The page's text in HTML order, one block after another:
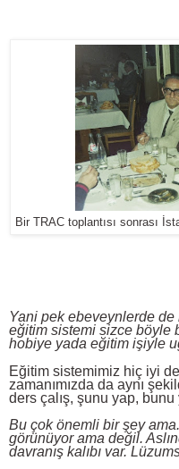
Bir TRAC toplantısı sonrası
Yani pek ebeveynlerde
eğitim sistemi sizce böyle
hobiye yada eğitim işiyle
Eğitim sistemimiz hiç iyi
zamanımızda da aynı
ders çalış, şunu yap,
Bu çok önemli bir şey
görünüyor ama değil.
davranış kalıbı var.